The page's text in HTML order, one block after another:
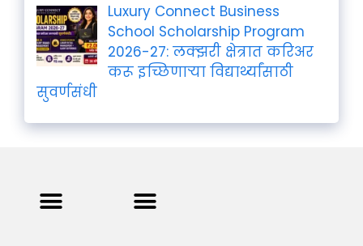
Luxury Connect Business
School Scholarship Program
2026-27: लक्झरी क्षेत्रात करिअर
करू इच्छिणाऱ्या विद्यार्थ्यांसाठी
सुवर्णसंधी